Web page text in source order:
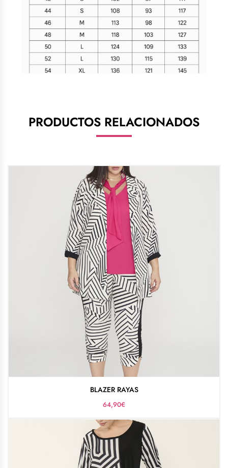
PRODUCTOS RELACIONADOS
BLAZER RAYAS
64,90€